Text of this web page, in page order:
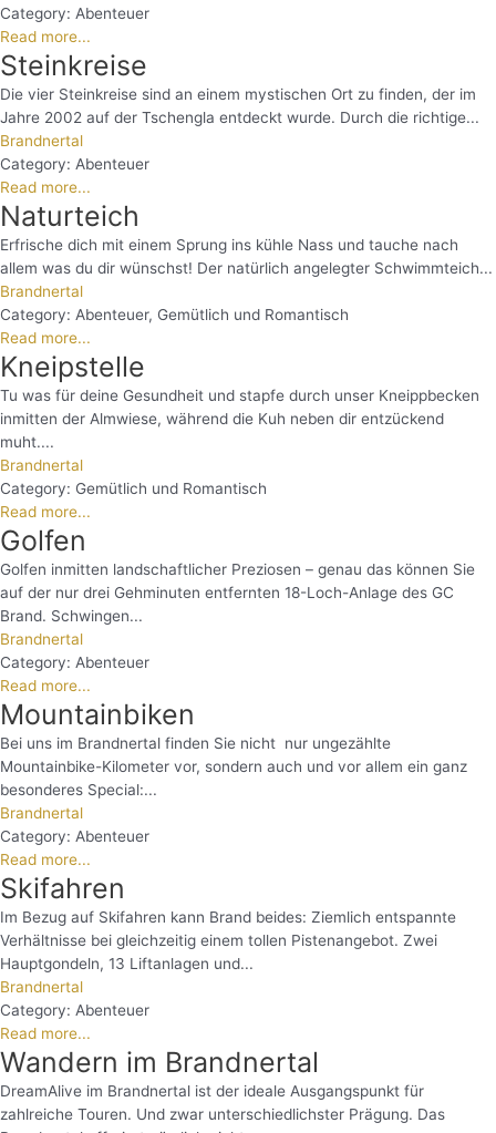
Category: Abenteuer
Read more...
Steinkreise
Die vier Steinkreise sind an einem mystischen Ort zu finden, der im
Jahre 2002 auf der Tschengla entdeckt wurde. Durch die richtige...
Brandnertal
Category: Abenteuer
Read more...
Naturteich
Erfrische dich mit einem Sprung ins kühle Nass und tauche nach
allem was du dir wünschst! Der natürlich angelegter Schwimmteich...
Brandnertal
Category: Abenteuer, Gemütlich und Romantisch
Read more...
Kneipstelle
Tu was für deine Gesundheit und stapfe durch unser Kneippbecken
inmitten der Almwiese, während die Kuh neben dir entzückend
muht....
Brandnertal
Category: Gemütlich und Romantisch
Read more...
Golfen
Golfen inmitten landschaftlicher Preziosen – genau das können Sie
auf der nur drei Gehminuten entfernten 18-Loch-Anlage des GC
Brand. Schwingen...
Brandnertal
Category: Abenteuer
Read more...
Mountainbiken
Bei uns im Brandnertal finden Sie nicht nur ungezählte
Mountainbike-Kilometer vor, sondern auch und vor allem ein ganz
besonderes Special:...
Brandnertal
Category: Abenteuer
Read more...
Skifahren
Im Bezug auf Skifahren kann Brand beides: Ziemlich entspannte
Verhältnisse bei gleichzeitig einem tollen Pistenangebot. Zwei
Hauptgondeln, 13 Liftanlagen und...
Brandnertal
Category: Abenteuer
Read more...
Wandern im Brandnertal
DreamAlive im Brandnertal ist der ideale Ausgangspunkt für
zahlreiche Touren. Und zwar unterschiedlichster Prägung. Das